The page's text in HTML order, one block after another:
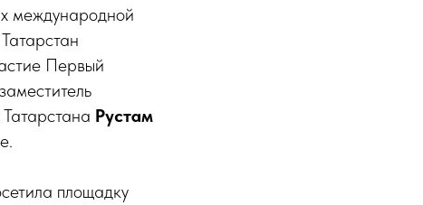
международной
Первый
заместитель
Рустам
площадку